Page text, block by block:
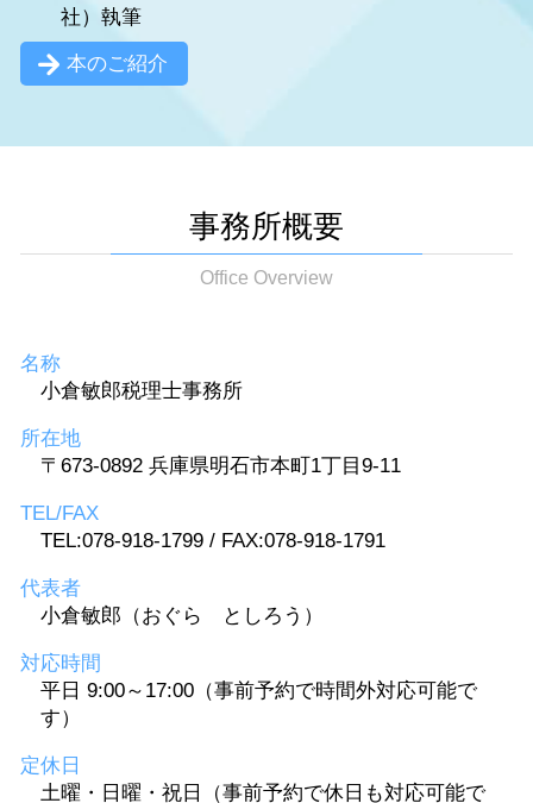
社）執筆
本のご紹介
事務所概要
Office Overview
名称
小倉敏郎税理士事務所
所在地
〒673-0892 兵庫県明石市本町1丁目9-11
TEL/FAX
TEL:078-918-1799 / FAX:078-918-1791
代表者
小倉敏郎（おぐら としろう）
対応時間
平日 9:00～17:00（事前予約で時間外対応可能で
す）
定休日
土曜・日曜・祝日（事前予約で休日も対応可能で